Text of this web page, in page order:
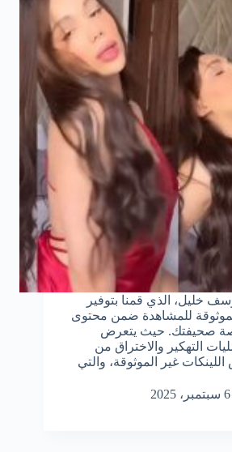
خليل، الذي قمنا بتوفير
للمشاهدة ضمن محتوى
صحيفتك. حيث يتعرض
التهكير والاختراق من
غير الموثوقة، والتي
6 سبتمبر، 2025